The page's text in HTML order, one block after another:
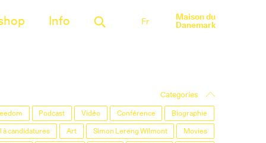
Info Fr Maison du
Danemark
Categories
Podcast Vidéo Conférence
Biographie
à candidatures
Art Simon Lereng Wilmont
Movies